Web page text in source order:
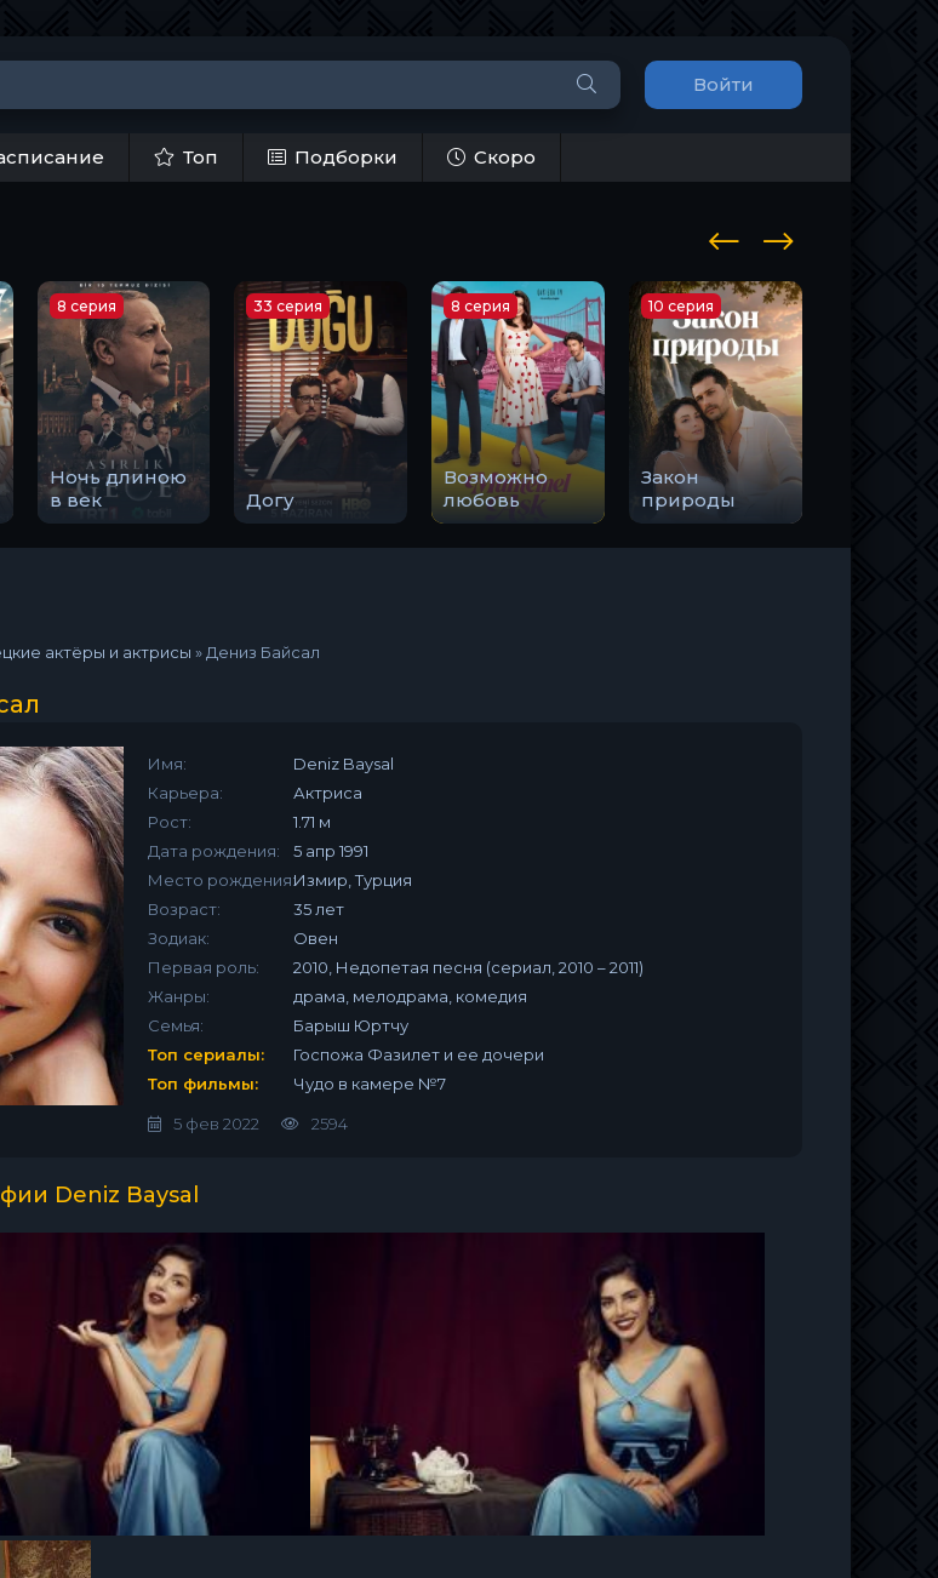
Войти
Топ Подборки Скоро
Ночь длиною
в век
8 серия
Догу
33 серия
Возможно
любовь
8 серия
Закон
природы
10 серия
актёры и актрисы » Дениз Байсал
Имя:
Deniz Baysal
Карьера:
Актриса
Рост:
1.71 м
Дата рождения:
5 апр 1991
Место рождения:Измир, Турция
Возраст:
35 лет
Зодиак:
Овен
Первая роль:
2010, Недопетая песня (сериал, 2010 – 2011)
Жанры:
драма, мелодрама, комедия
Семья:
Барыш Юртчу
Топ сериалы:
Госпожа Фазилет и ее дочери
Топ фильмы:
Чудо в камере №7
5 фев 2022 2594
Deniz Baysal